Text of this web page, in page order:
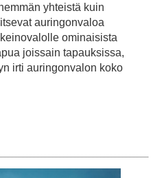
yhteistä kuin
auringonvaloa
ominaisista
joissain tapauksissa,
irti auringonvalon koko